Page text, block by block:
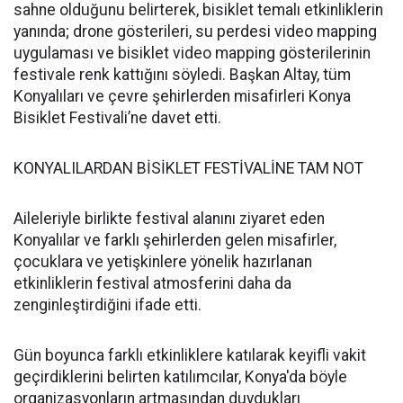
sahne olduğunu belirterek, bisiklet temalı etkinliklerin
yanında; drone gösterileri, su perdesi video mapping
uygulaması ve bisiklet video mapping gösterilerinin
festivale renk kattığını söyledi. Başkan Altay, tüm
Konyalıları ve çevre şehirlerden misafirleri Konya
Bisiklet Festivali’ne davet etti.
KONYALILARDAN BİSİKLET FESTİVALİNE TAM NOT
Aileleriyle birlikte festival alanını ziyaret eden
Konyalılar ve farklı şehirlerden gelen misafirler,
çocuklara ve yetişkinlere yönelik hazırlanan
etkinliklerin festival atmosferini daha da
zenginleştirdiğini ifade etti.
Gün boyunca farklı etkinliklere katılarak keyifli vakit
geçirdiklerini belirten katılımcılar, Konya'da böyle
organizasyonların artmasından duydukları